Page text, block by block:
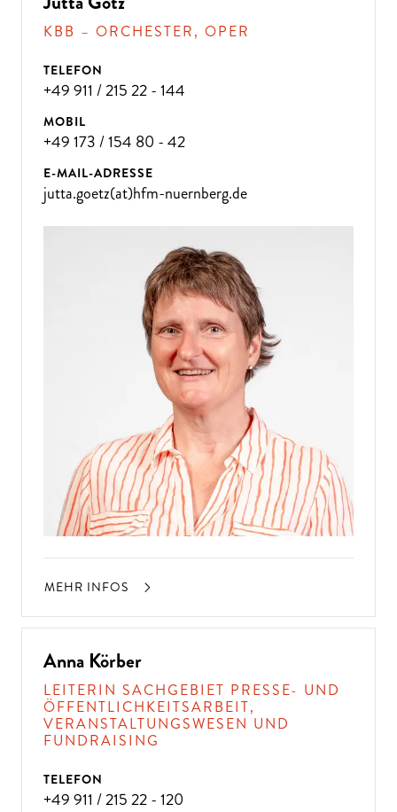
KBB – ORCHESTER, OPER
TELEFON
+49 911 / 215 22 - 144
MOBIL
+49 173 / 154 80 - 42
E-MAIL-ADRESSE
jutta.goetz(at)hfm-nuernberg.de
MEHR INFOS
Anna Körber
LEITERIN SACHGEBIET PRESSE- UND
ÖFFENTLICHKEITSARBEIT,
VERANSTALTUNGSWESEN UND
FUNDRAISING
TELEFON
+49 911 / 215 22 - 120